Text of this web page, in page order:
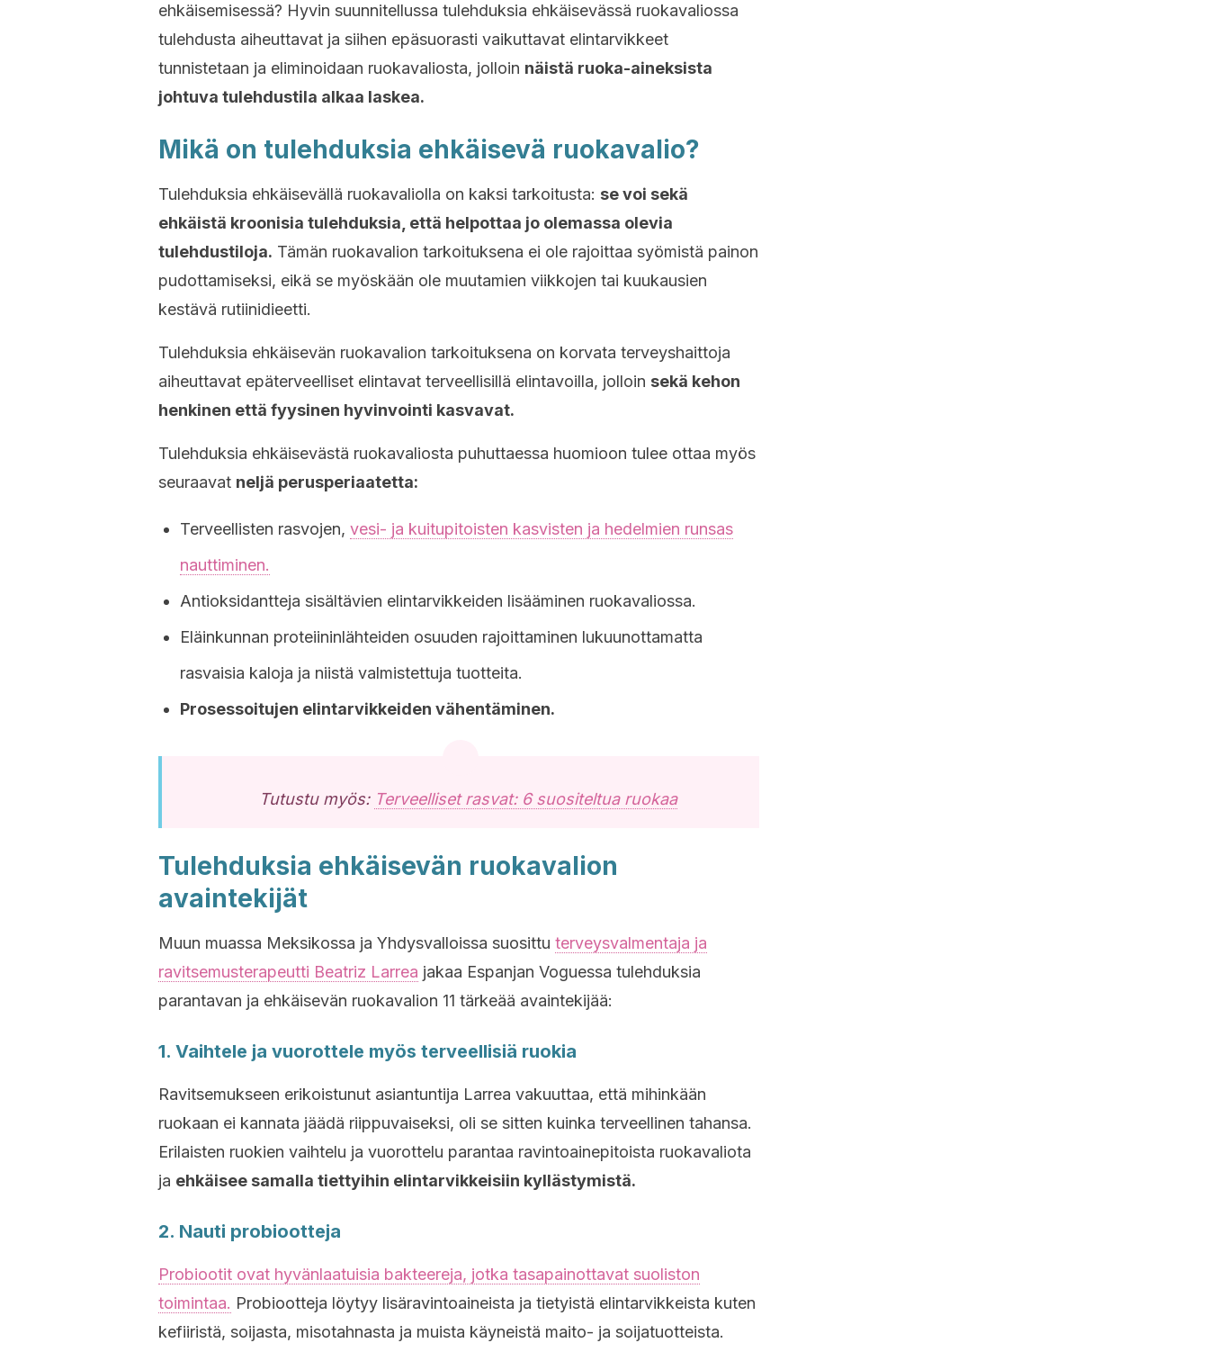
ehkäisemisessä? Hyvin suunnitellussa tulehduksia ehkäisevässä ruokavaliossa
tulehdusta aiheuttavat ja siihen epäsuorasti vaikuttavat elintarvikkeet
tunnistetaan ja eliminoidaan ruokavaliosta, jolloin näistä ruoka-aineksista
johtuva tulehdustila alkaa laskea.
Mikä on tulehduksia ehkäisevä ruokavalio?
Tulehduksia ehkäisevällä ruokavaliolla on kaksi tarkoitusta: se voi sekä
ehkäistä kroonisia tulehduksia, että helpottaa jo olemassa olevia
tulehdustiloja. Tämän ruokavalion tarkoituksena ei ole rajoittaa syömistä painon
pudottamiseksi, eikä se myöskään ole muutamien viikkojen tai kuukausien
kestävä rutiinidieetti.
Tulehduksia ehkäisevän ruokavalion tarkoituksena on korvata terveyshaittoja
aiheuttavat epäterveelliset elintavat terveellisillä elintavoilla, jolloin sekä kehon
henkinen että fyysinen hyvinvointi kasvavat.
Tulehduksia ehkäisevästä ruokavaliosta puhuttaessa huomioon tulee ottaa myös
seuraavat neljä perusperiaatetta:
Terveellisten rasvojen, vesi- ja kuitupitoisten kasvisten ja hedelmien runsas
nauttiminen.
Antioksidantteja sisältävien elintarvikkeiden lisääminen ruokavaliossa.
Eläinkunnan proteiininlähteiden osuuden rajoittaminen lukuunottamatta
rasvaisia kaloja ja niistä valmistettuja tuotteita.
Prosessoitujen elintarvikkeiden vähentäminen.
Tutustu myös: Terveelliset rasvat: 6 suositeltua ruokaa
Tulehduksia ehkäisevän ruokavalion
avaintekijät
Muun muassa Meksikossa ja Yhdysvalloissa suosittu terveysvalmentaja ja
ravitsemusterapeutti Beatriz Larrea jakaa Espanjan Voguessa tulehduksia
parantavan ja ehkäisevän ruokavalion 11 tärkeää avaintekijää:
1. Vaihtele ja vuorottele myös terveellisiä ruokia
Ravitsemukseen erikoistunut asiantuntija Larrea vakuuttaa, että mihinkään
ruokaan ei kannata jäädä riippuvaiseksi, oli se sitten kuinka terveellinen tahansa.
Erilaisten ruokien vaihtelu ja vuorottelu parantaa ravintoainepitoista ruokavaliota
ja ehkäisee samalla tiettyihin elintarvikkeisiin kyllästymistä.
2. Nauti probiootteja
Probiootit ovat hyvänlaatuisia bakteereja, jotka tasapainottavat suoliston
toimintaa. Probiootteja löytyy lisäravintoaineista ja tietyistä elintarvikkeista kuten
kefiiristä, soijasta, misotahnasta ja muista käyneistä maito- ja soijatuotteista.